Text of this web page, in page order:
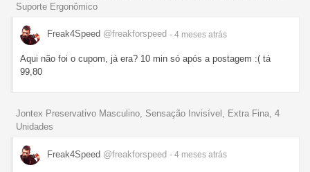
Suporte Ergonômico
Freak4Speed @freakforspeed - 4 meses atrás
Aqui não foi o cupom, já era? 10 min só após a postagem :( tá
99,80
Jontex Preservativo Masculino, Sensação Invisível, Extra Fina, 4
Unidades
Freak4Speed @freakforspeed - 4 meses atrás